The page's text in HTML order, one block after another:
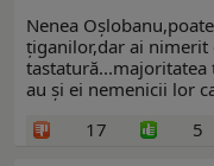
Nenea
țiganilor,dar ai nimerit
au și ei nemenicii lor
17
5